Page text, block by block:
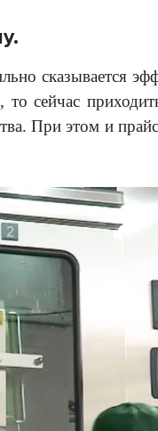
сказывается
сейчас
При этом и